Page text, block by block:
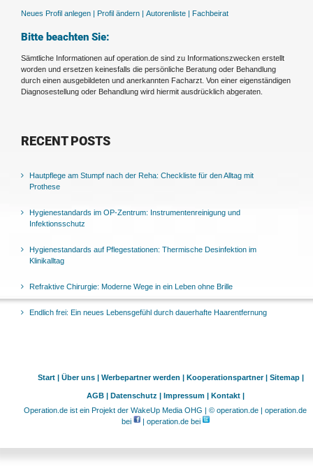
Neues Profil anlegen | Profil ändern | Autorenliste | Fachbeirat
Bitte beachten Sie:
Sämtliche Informationen auf operation.de sind zu Informationszwecken erstellt
worden und ersetzen keinesfalls die persönliche Beratung oder Behandlung
durch einen ausgebildeten und anerkannten Facharzt. Von einer eigenständigen
Diagnosestellung oder Behandlung wird hiermit ausdrücklich abgeraten.
RECENT POSTS
Hautpflege am Stumpf nach der Reha: Checkliste für den Alltag mit
Prothese
Hygienestandards im OP-Zentrum: Instrumentenreinigung und
Infektionsschutz
Hygienestandards auf Pflegestationen: Thermische Desinfektion im
Klinikalltag
Refraktive Chirurgie: Moderne Wege in ein Leben ohne Brille
Endlich frei: Ein neues Lebensgefühl durch dauerhafte Haarentfernung
Start | Über uns | Werbepartner werden | Kooperationspartner | Sitemap |
AGB | Datenschutz | Impressum | Kontakt |
Operation.de ist ein Projekt der WakeUp Media OHG | © operation.de | operation.de
bei
| operation.de bei